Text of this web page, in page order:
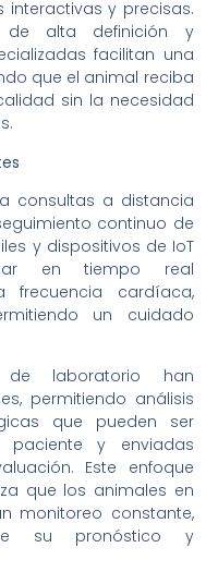
y precisas.
de alta definición y
facilitan una
que el animal reciba
sin la necesidad
consultas a distancia
continuo de
y dispositivos de IoT
en tiempo real
frecuencia cardíaca,
un cuidado
de laboratorio han
permitiendo análisis
que pueden ser
y enviadas
Este enfoque
que los animales en
monitoreo constante,
su pronóstico y